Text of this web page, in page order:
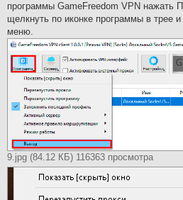
программы GameFreedom VPN нажать
щелкнуть по иконке программы в трее
меню.
9.jpg (84.12 КБ) 116363 просмотра